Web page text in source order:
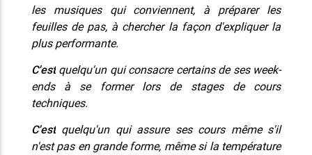
les musiques qui conviennent, à préparer les
feuilles de pas, à chercher la façon d'expliquer la
plus performante.
C'estquelqu'un qui consacre certains de ses week-
ends à se former lors de stages de cours
techniques.
C'estquelqu'un qui assure ses cours même s'il
n'est pas en grande forme, même si la température